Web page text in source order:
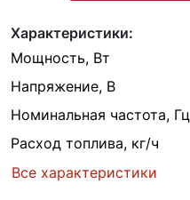
Характеристики:
Мощность, Вт
Напряжение, В
Номинальная частота, Гц
Расход топлива, кг/ч
Все характеристики